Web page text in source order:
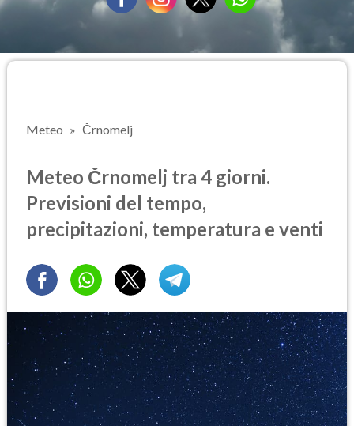
Meteo Črnomelj
Meteo Črnomelj tra 4 giorni.
Previsioni del tempo,
precipitazioni, temperatura e venti